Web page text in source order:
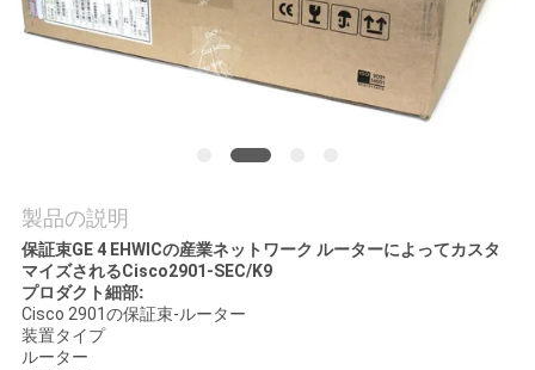
品
連
絡
く
製品の説明
保証束GE 4 EHWICの産業ネットワーク ルーターによってカスタ
マイズされるCisco2901-SEC/K9
プロダクト細部:
Cisco 2901の保証束-ルーター
装置タイプ
ルーター